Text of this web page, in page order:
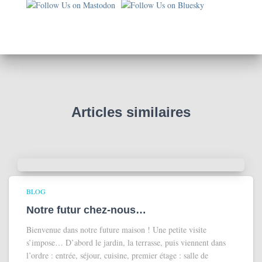
s
l
Articles similaires
BLOG
Notre futur chez-nous…
Bienvenue dans notre future maison ! Une petite visite
s’impose… D’abord le jardin, la terrasse, puis viennent dans
l’ordre : entrée, séjour, cuisine, premier étage : salle de